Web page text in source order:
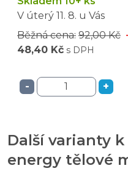
V úterý 11. 8. u Vás
Běžná cena: 92,00 Kč
48,40 Kč s DPH
- +
Další varianty
energy tělové